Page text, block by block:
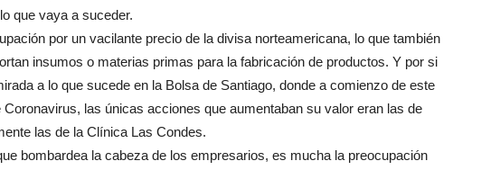
que vaya a suceder.
por un vacilante precio de la divisa norteamericana, lo que también
insumos o materias primas para la fabricación de productos. Y por si
a lo que sucede en la Bolsa de Santiago, donde a comienzo de este
las únicas acciones que aumentaban su valor eran las de
las de la Clínica Las Condes.
bombardea la cabeza de los empresarios, es mucha la preocupación